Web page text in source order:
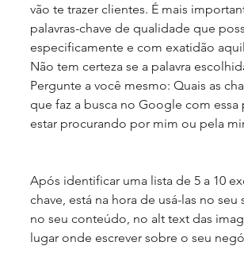
vão te trazer clientes. É mais
palavras-chave de qualidade que
especificamente e com exatidão
Não tem certeza se a palavra
Pergunte a você mesmo: Quais as
que faz a busca no Google com essa
estar procurando por mim ou pela
Após identificar uma lista de 5 a 10
chave, está na hora de usá-las no seu
no seu conteúdo, no alt text das
lugar onde escrever sobre o seu